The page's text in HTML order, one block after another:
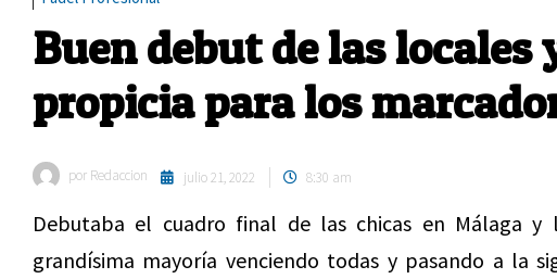
Buen debut de las locales
propicia para los
por Redaccion julio 21, 2022 8:30 am
Debutaba el cuadro final de las chicas en Málaga y
grandísima mayoría venciendo todas y pasando a la